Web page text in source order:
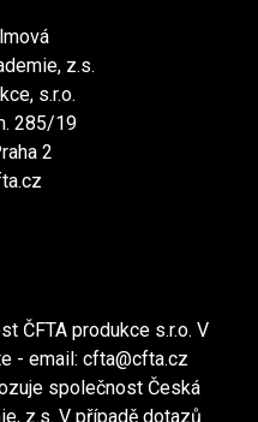
z.s.
s.r.o.
285/19
2
ČFTA produkce s.r.o. V
- email: cfta@cfta.cz
společnost Česká
z.s. V případě dotazů